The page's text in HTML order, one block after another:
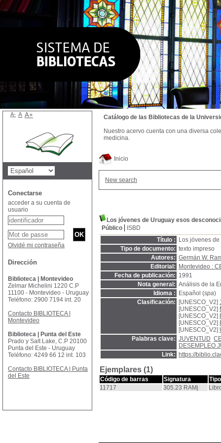
Inicio
New search
Los jóvenes de Uruguay esos
Público
ISBD
Título :
Los jóvenes
Tipo de documento: texto impreso
Autores: Germán W.
Editorial:
Montevideo :
Fecha de publicación: 1991
Nota general: Análisis de la
Idioma :
Español (spa)
Clasificación:
[UNESCO_V2]
[UNESCO_V2]
[UNESCO_V2]
[UNESCO_V2]
[UNESCO_V2]
Palabras clave: JUVENTUD
DESEMPLEO
Link:
https://
Ejemplares (1)
Código de barras Signatura
11717
305.23 RAMj
Catálogo de las Bibliotecas de la
Nuestro acervo cuenta con una diversa
medicina.
A- A A+
Conectarse
acceder a su cuenta de
usuario
Olvidé mi contraseña
Dirección
Biblioteca | Montevideo
Zelmar Michelini 1220 C.P
11100 - Montevideo - Uruguay
Teléfono: 2900 7194 int. 20
Contacto BIBLIOTECA |
Montevideo
Biblioteca | Punta del Este
Prado y Salt Lake, C.P 20100
Punta del Este - Uruguay
Teléfono: 4249 66 12 int. 103
Contacto BIBLIOTECA | Punta
del Este